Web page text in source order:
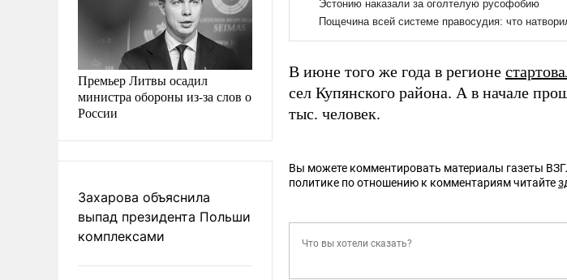
Премьер Литвы осадил
министра обороны из-за слов о
России
Захарова объяснила
выпад президента Польши
комплексами
В июне того же года в регионе
сел Купянского района. А в начале
тыс. человек.
Вы можете комментировать материалы газеты
политике по отношению к комментариям читайте